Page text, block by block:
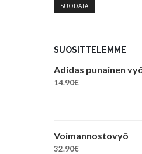
SUODATA
SUOSITTELEMME
Adidas punainen
14.90€
Voimannostovyö
32.90€